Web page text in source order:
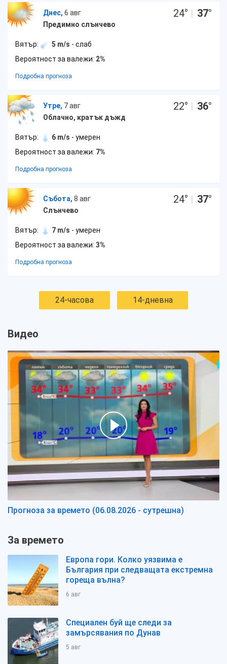
Днес, 6 авг
Предимно слънчево
24° | 37°
Вятър: 5 m/s - слаб
Вероятност за валежи: 2%
Подробна прогноза
Утре, 7 авг
Облачно, кратък дъжд
22° | 36°
Вятър: 6 m/s - умерен
Вероятност за валежи: 7%
Подробна прогноза
Събота, 8 авг
Слънчево
24° | 37°
Вятър: 7 m/s - умерен
Вероятност за валежи: 3%
Подробна прогноза
24-часова 14-дневна
Видео
Прогноза за времето (06.08.2026 - сутрешна)
За времето
Европа гори. Колко уязвима е
България при следващата екстремна
гореща вълна?
6 авг
Специален буй ще следи за
замърсявания по Дунав
5 авг